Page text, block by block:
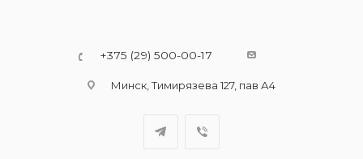
+375 (29) 500-00-17
Минск, Тимирязева 127, пав А4